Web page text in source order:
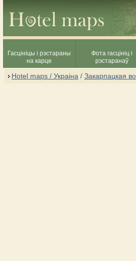
Гасцініцы і рэстараны
на карце
Фота гасцініц і
рэстаранаў
Hotel maps / Украіна / Закарпацкая